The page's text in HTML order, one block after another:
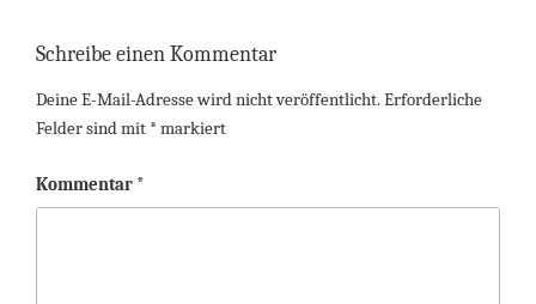
Schreibe einen Kommentar
Deine E-Mail-Adresse wird nicht veröffentlicht.Erforderliche
Felder sind mit *markiert
Kommentar *